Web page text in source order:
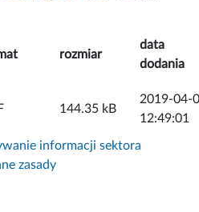
rozmiar
data
dodania
ZAŁĄCZNIK144.35 kB
2019-04-
12:49:01
informacji sektora
zasady